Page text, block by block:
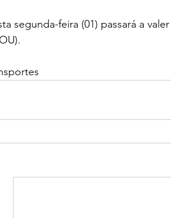
segunda-feira (01) passará a